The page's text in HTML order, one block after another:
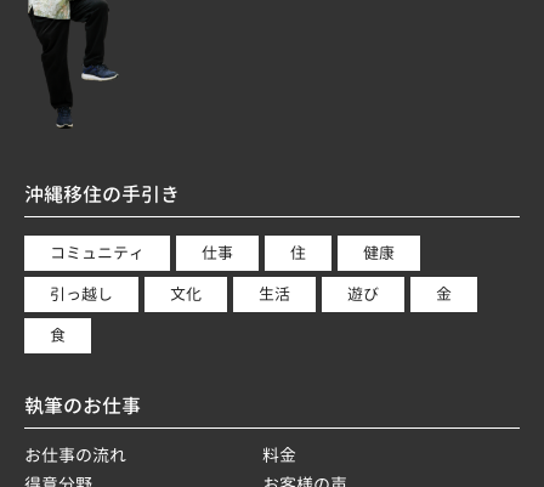
沖縄移住の手引き
コミュニティ 仕事 住
健康
引っ越し
文化 生活 遊び
金
食
執筆のお仕事
お仕事の流れ
料金